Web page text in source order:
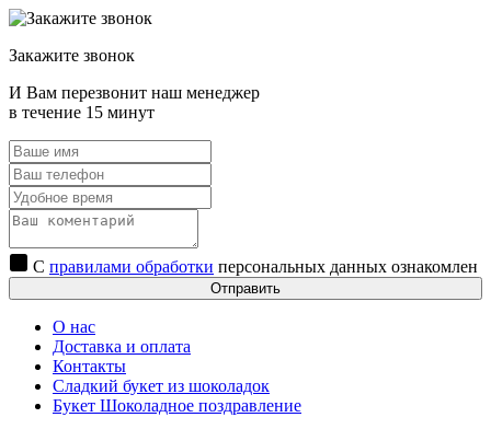
Закажите звонок
И Вам перезвонит наш менеджер
в течение 15 минут
С правилами обработки персональных данных ознакомлен
Отправить
О нас
Доставка и оплата
Контакты
Сладкий букет из шоколадок
Букет Шоколадное поздравление